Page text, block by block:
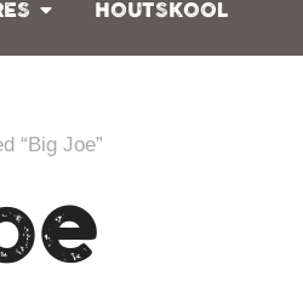
HOUTSKOOL
“Big Joe”